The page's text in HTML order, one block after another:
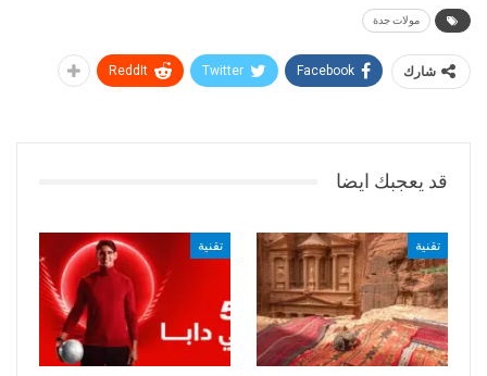
مولات جدة
شارك Facebook
Twitter
ReddIt
قد يعجبك ايضا
تقنية تقنية